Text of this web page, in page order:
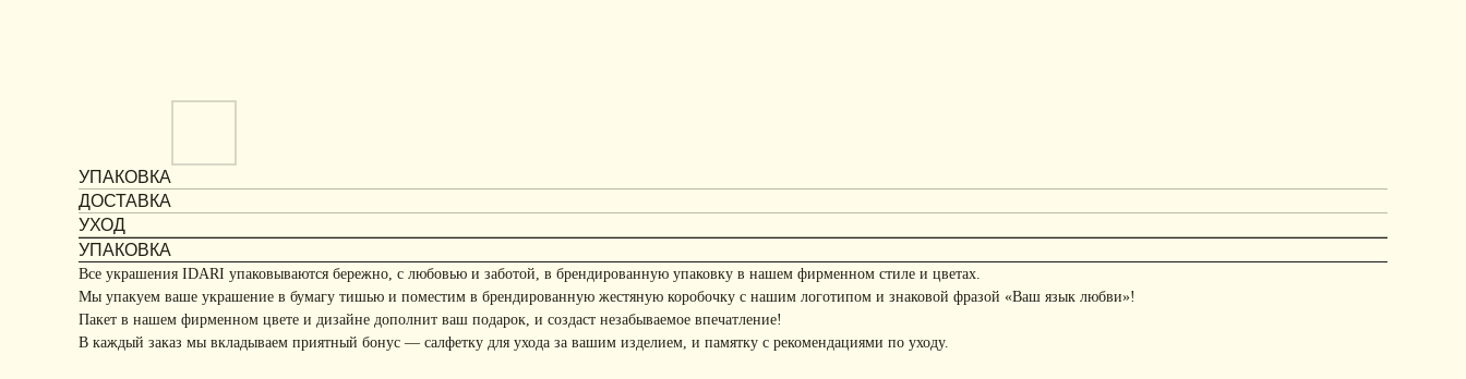
УПАКОВКА
ДОСТАВКА
УХОД
УПАКОВКА
Все украшения IDARI упаковываются бережно, с любовью и заботой, в брендированную упаковку в нашем фирменном стиле и цветах.
Мы упакуем ваше украшение в бумагу тишью и поместим в брендированную жестяную коробочку с нашим логотипом и знаковой фразой «Ваш язык любви»!
Пакет в нашем фирменном цвете и дизайне дополнит ваш подарок, и создаст незабываемое впечатление!
В каждый заказ мы вкладываем приятный бонус — салфетку для ухода за вашим изделием, и памятку с рекомендациями по уходу.